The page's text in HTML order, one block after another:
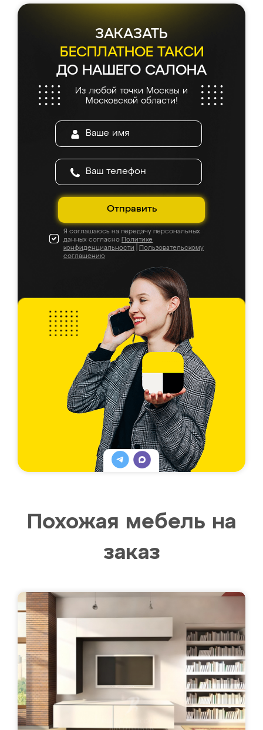
ЗАКАЗАТЬ
БЕСПЛАТНОЕ ТАКСИ
ДО НАШЕГО САЛОНА
Из любой точки Москвы и
Московской области!
Отправить
Я соглашаюсь на передачу персональных
данных согласно Политике
конфиденциальности
Пользовательскому
соглашению
Похожая мебель на
заказ